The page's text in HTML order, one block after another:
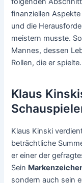
finanziellen
und die
meistern musste.
Mannes, dessen
Rollen, die er spielte.
Klaus
Klaus Kinski
beträchtliche
er einer der
Sein
sondern auch sein